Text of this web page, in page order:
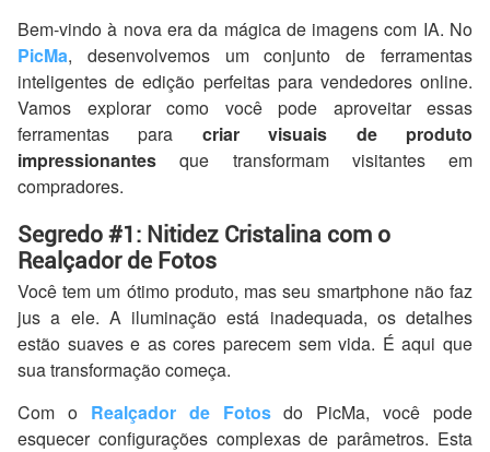
Bem-vindo à nova era da mágica de imagens com IA. No
PicMa, desenvolvemos um conjunto de ferramentas
inteligentes de edição perfeitas para vendedores online.
Vamos explorar como você pode aproveitar essas
ferramentas para criar visuais de produto
impressionantes que transformam visitantes em
compradores.
Segredo #1: Nitidez Cristalina com o
Realçador de Fotos
Você tem um ótimo produto, mas seu smartphone não faz
jus a ele. A iluminação está inadequada, os detalhes
estão suaves e as cores parecem sem vida. É aqui que
sua transformação começa.
Com o Realçador de Fotosdo PicMa, você pode
esquecer configurações complexas de parâmetros. Esta